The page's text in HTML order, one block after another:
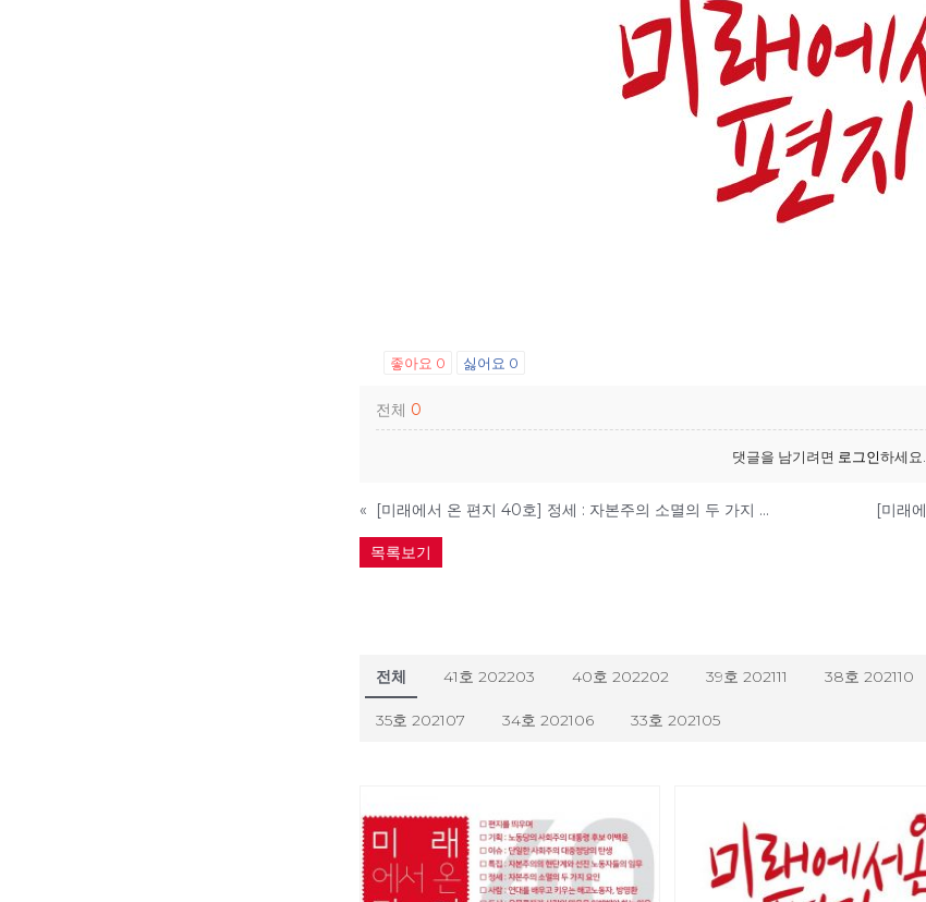
좋아요 0 싫어요 0
전체 0
댓글을 남기려면 로그인하세요.
« [미래에서 온 편지 40호] 정세 : 자본주의 소멸의 두 가지 요인
목록보기
전체 41호 202203 40호 202202 39호 202111 38호 202110
35호 202107 34호 202106 33호 202105